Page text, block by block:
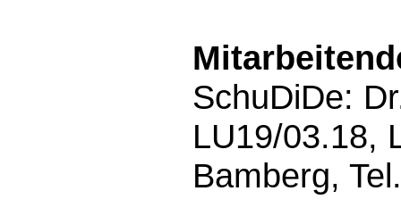
SchuDiDe:
LU19/03.18,
Bamberg,